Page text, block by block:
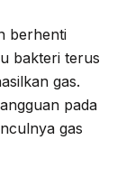
berhenti
bakteri terus
gas.
pada
gas